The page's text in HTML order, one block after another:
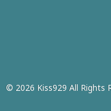
© 2026 Kiss929 All Rights